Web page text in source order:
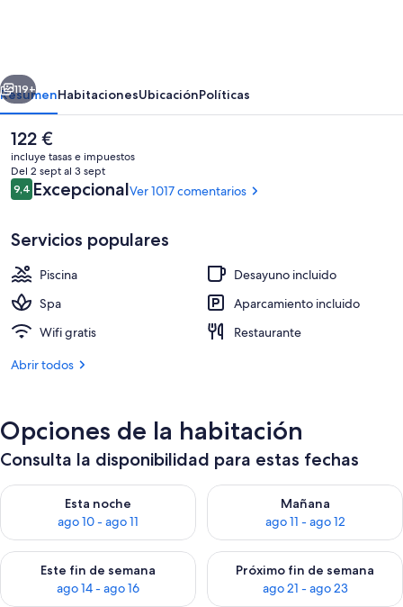
Bali
Suite, frente a la playa | Vistas desde
Siguiente
119+
ResumenHabitacionesUbicaciónPolíticas
El
precio
actual
es
de
122 €
incluye tasas e impuestos
Del 2 sept al 3 sept
Comentarios
9,49,4 de 10
ExcepcionalVer 1017 comentarios
Servicios populares
Piscina
Desayuno incluido
Spa
Aparcamiento incluido
Wifi gratis
Restaurante
Abrir todos
Opciones de la habitación
Consulta la disponibilidad para estas fechas
Esta noche
ago 10 - ago 11
Consulta la disponibilidad para esta noche, ago 10 - ago 11
Mañana
ago 11 - ago 12
Consulta la disponibilidad
Este fin de semana
ago 14 - ago 16
Consulta la disponibilidad para este fin de semana, ago 14 -
Próximo fin de semana
ago 21 - ago 23
Consulta la disponibilidad